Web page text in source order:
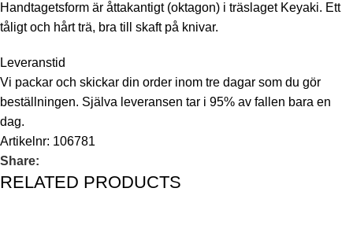
Handtagetsform är åttakantigt (oktagon) i träslaget Keyaki. Ett
tåligt och hårt trä, bra till skaft på knivar.
Leveranstid
Vi packar och skickar din order inom tre dagar som du gör
beställningen. Själva leveransen tar i 95% av fallen bara en
dag.
Artikelnr: 106781
Share:
RELATED PRODUCTS